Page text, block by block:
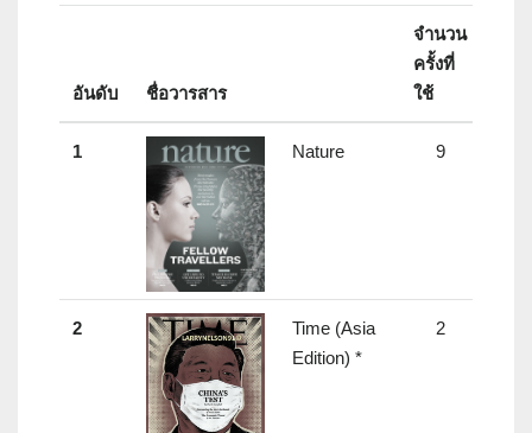
อันดับ ชื่อวารสาร
จำนวน
ครั้งที่
ใช้
1 Nature 9
2
Time (Asia
Edition) *
2